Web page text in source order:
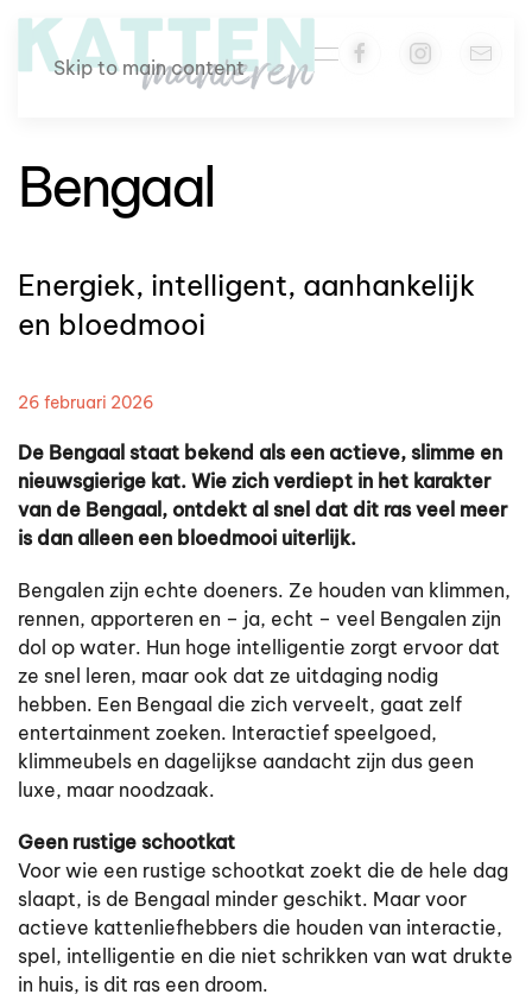
Skip to main content
Bengaal
Energiek, intelligent, aanhankelijk
en bloedmooi
26 februari 2026
De Bengaal staat bekend als een actieve, slimme en
nieuwsgierige kat. Wie zich verdiept in het karakter
van de Bengaal, ontdekt al snel dat dit ras veel meer
is dan alleen een bloedmooi uiterlijk.
Bengalen zijn echte doeners. Ze houden van klimmen,
rennen, apporteren en – ja, echt – veel Bengalen zijn
dol op water. Hun hoge intelligentie zorgt ervoor dat
ze snel leren, maar ook dat ze uitdaging nodig
hebben. Een Bengaal die zich verveelt, gaat zelf
entertainment zoeken. Interactief speelgoed,
klimmeubels en dagelijkse aandacht zijn dus geen
luxe, maar noodzaak.
Geen rustige schootkat
Voor wie een rustige schootkat zoekt die de hele dag
slaapt, is de Bengaal minder geschikt. Maar voor
actieve kattenliefhebbers die houden van interactie,
spel, intelligentie en die niet schrikken van wat drukte
in huis, is dit ras een droom.